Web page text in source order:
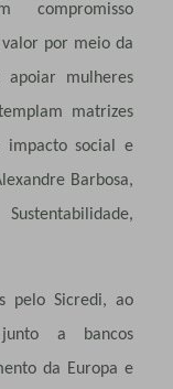
compromisso
por meio da
apoiar mulheres
matrizes
impacto social e
Barbosa,
pelo Sicredi, ao
a bancos
da Europa e